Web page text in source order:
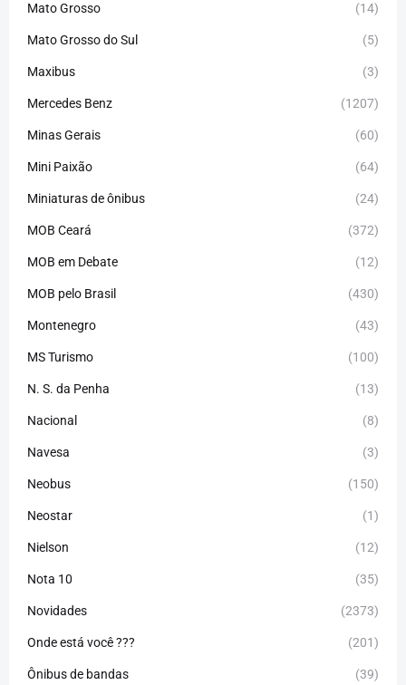
Mato Grosso (14)
Mato Grosso do Sul (5)
Maxibus (3)
Mercedes Benz (1207)
Minas Gerais (60)
Mini Paixão (64)
Miniaturas de ônibus (24)
MOB Ceará (372)
MOB em Debate (12)
MOB pelo Brasil (430)
Montenegro (43)
MS Turismo (100)
N. S. da Penha (13)
Nacional (8)
Navesa (3)
Neobus (150)
Neostar (1)
Nielson (12)
Nota 10 (35)
Novidades (2373)
Onde está você ??? (201)
Ônibus de bandas (39)